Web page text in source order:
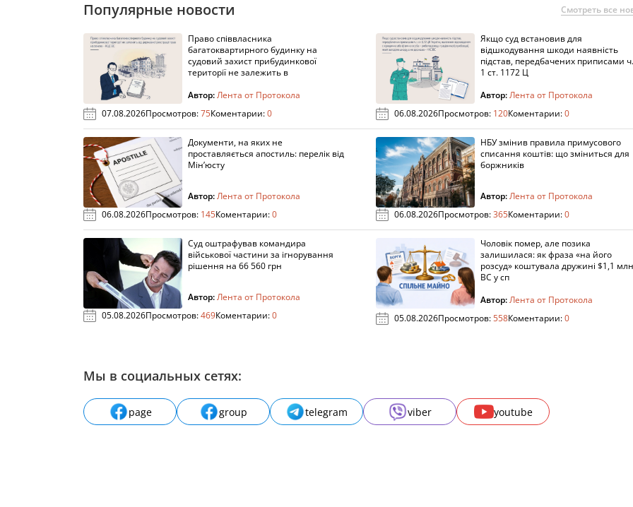
Популярные новости Смотреть все
Право співвласника
багатоквартирного будинку на
судовий захист прибудинкової
території не залежить в
Автор:Лента от Протокола
07.08.2026Просмотров:75Коментарии:0
Якщо суд встановив для
відшкодування шкоди наявність
підстав, передбачених приписами ч.
1 ст. 1172 Ц
Автор:Лента от Протокола
06.08.2026Просмотров: 120Коментарии:0
Документи, на яких не
проставляється апостиль: перелік від
Мін’юсту
Автор:Лента от Протокола
06.08.2026Просмотров: 145Коментарии:0
НБУ змінив правила примусового
списання коштів: що зміниться для
боржників
Автор:Лента от Протокола
06.08.2026Просмотров:365Коментарии:0
Суд оштрафував командира
військової частини за ігнорування
рішення на 66 560 грн
Автор:Лента от Протокола
05.08.2026Просмотров:469Коментарии:0
Чоловік помер, але позика
залишилася: як фраза «на його
розсуд» коштувала дружині $1,1
ВС у сп
Автор:Лента от Протокола
05.08.2026Просмотров:558Коментарии:0
Мы в социальных сетях:
page group telegram viber youtube